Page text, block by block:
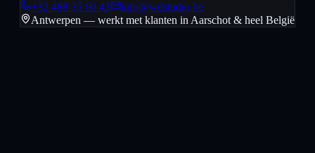
+32 488 35 60 43
info@wdstudio.be
Antwerpen — werkt met klanten in Aarschot & heel België